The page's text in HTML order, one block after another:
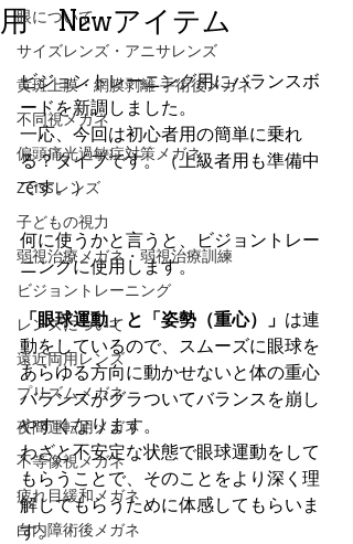
眼について
サイズレンズ・アニサレンズ
黄斑上膜・網膜剥離 手術後メガネ
不同視メガネ
偏頭痛光過敏症対策メガネ
Zeissレンズ
子どもの視力
弱視治療メガネ・弱視治療訓練
ビジョントレーニング
レンズについて
遠近両用レンズ
プリズムメガネ
夜間運転用メガネ
不等像視メガネ
疲れ目緩和メガネ
白内障術後メガネ
用 Newアイテム
ビジョントレーニング用にバランスボ
ードを新調しました。
一応、今回は初心者用の簡単に乗れ
る？タイプです。（上級者用も準備中
です。）
何に使うかと言うと、ビジョントレー
ニングに使用します。
「眼球運動」と「姿勢（重心）」 は連
動をしているので、スムーズに眼球を
あらゆる方向に動かせないと体の重心
バランスがグラついてバランスを崩し
やすくなります。
わざと不安定な状態で眼球運動をして
もらうことで、そのことをより深く理
解してもらうために体感してもらいま
す。